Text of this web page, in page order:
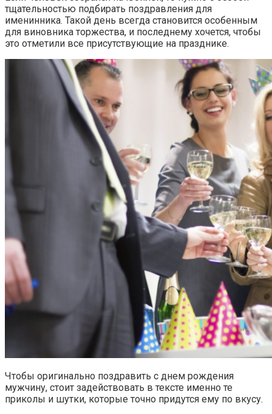
тщательностью подбирать поздравления для
именинника. Такой день всегда становится особенным
для виновника торжества, и последнему хочется, чтобы
это отметили все присутствующие на празднике.
Чтобы оригинально поздравить с днем рождения
мужчину, стоит задействовать в тексте именно те
приколы и шутки, которые точно придутся ему по вкусу.